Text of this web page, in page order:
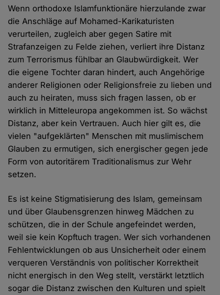
Wenn orthodoxe Islamfunktionäre hierzulande zwar
die Anschläge auf Mohamed-Karikaturisten
verurteilen, zugleich aber gegen Satire mit
Strafanzeigen zu Felde ziehen, verliert ihre Distanz
zum Terrorismus fühlbar an Glaubwürdigkeit. Wer
die eigene Tochter daran hindert, auch Angehörige
anderer Religionen oder Religionsfreie zu lieben und
auch zu heiraten, muss sich fragen lassen, ob er
wirklich in Mitteleuropa angekommen ist. So wächst
Distanz, aber kein Vertrauen. Auch hier gilt es, die
vielen "aufgeklärten" Menschen mit muslimischem
Glauben zu ermutigen, sich energischer gegen jede
Form von autoritärem Traditionalismus zur Wehr
setzen.
Es ist keine Stigmatisierung des Islam, gemeinsam
und über Glaubensgrenzen hinweg Mädchen zu
schützen, die in der Schule angefeindet werden,
weil sie kein Kopftuch tragen. Wer sich vorhandenen
Fehlentwicklungen ob aus Unsicherheit oder einem
verqueren Verständnis von politischer Korrektheit
nicht energisch in den Weg stellt, verstärkt letztlich
sogar die Distanz zwischen den Kulturen und spielt